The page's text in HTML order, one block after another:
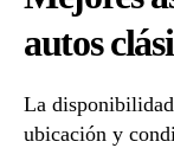
autos
La
ubicación y